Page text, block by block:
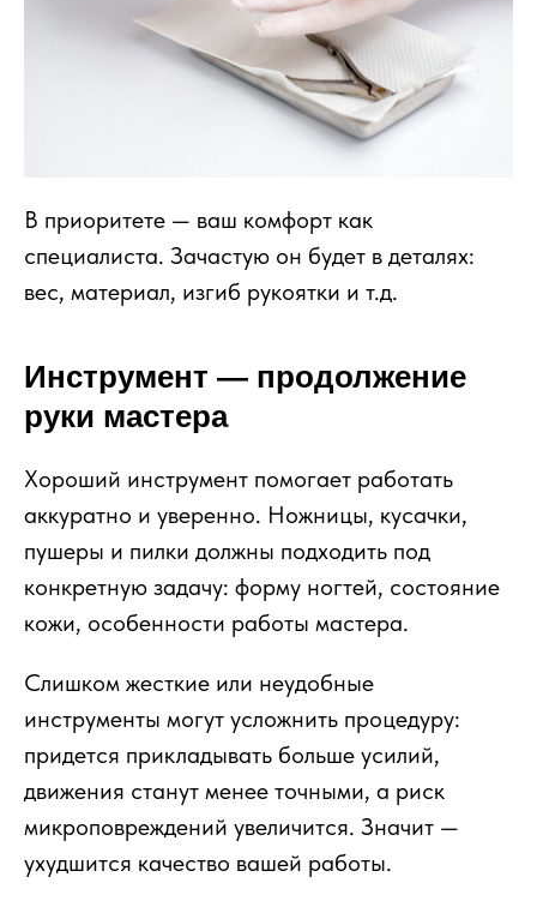
В приоритете — ваш комфорт как
специалиста. Зачастую он будет в деталях:
вес, материал, изгиб рукоятки и т.д.
Инструмент — продолжение
руки мастера
Хороший инструмент помогает работать
аккуратно и уверенно. Ножницы, кусачки,
пушеры и пилки должны подходить под
конкретную задачу: форму ногтей, состояние
кожи, особенности работы мастера.
Слишком жесткие или неудобные
инструменты могут усложнить процедуру:
придется прикладывать больше усилий,
движения станут менее точными, а риск
микроповреждений увеличится. Значит —
ухудшится качество вашей работы.